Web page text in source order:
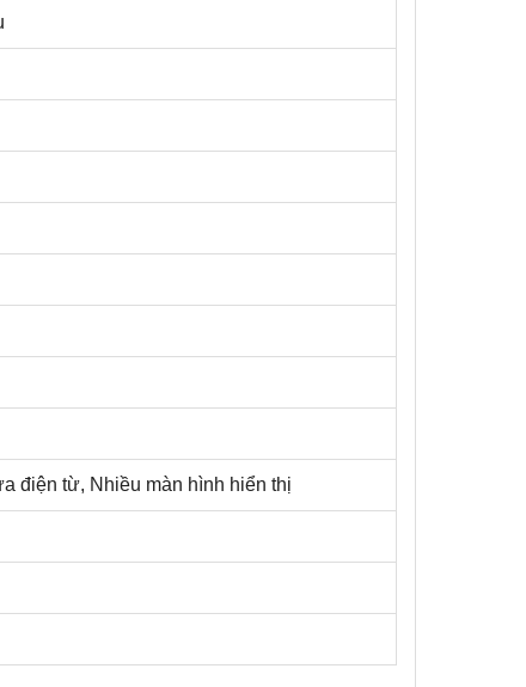
điện từ, Nhiều màn hình hiển thị